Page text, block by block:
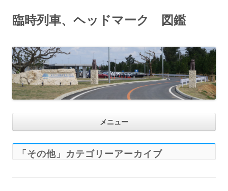
臨時列車、ヘッドマーク 図鑑
メニュー
「その他 」カテゴリーアーカイブ